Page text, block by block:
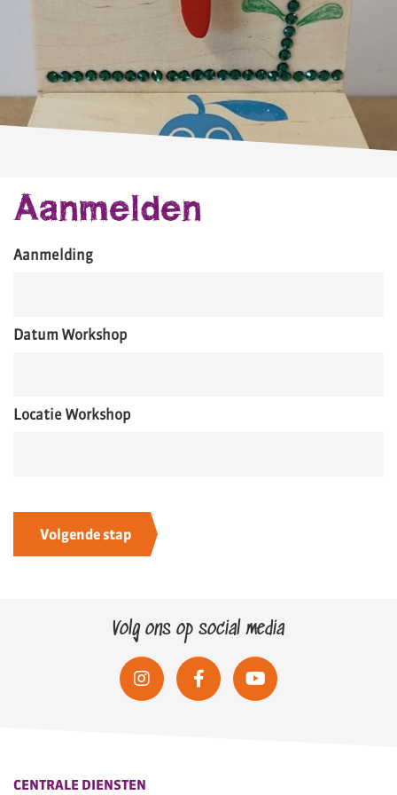
Aanmelden
Aanmelding
Datum Workshop
Locatie Workshop
Volg ons op social media
CENTRALE DIENSTEN